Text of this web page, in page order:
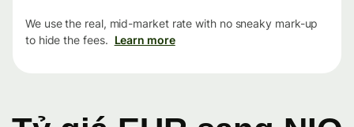
We use the real, mid-market rate with no sneaky mark-up
to hide the fees. Learn more